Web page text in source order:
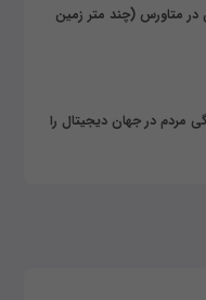
دلاری در متاورس (چند متر زمین
مردم در جهان دیجیتال را